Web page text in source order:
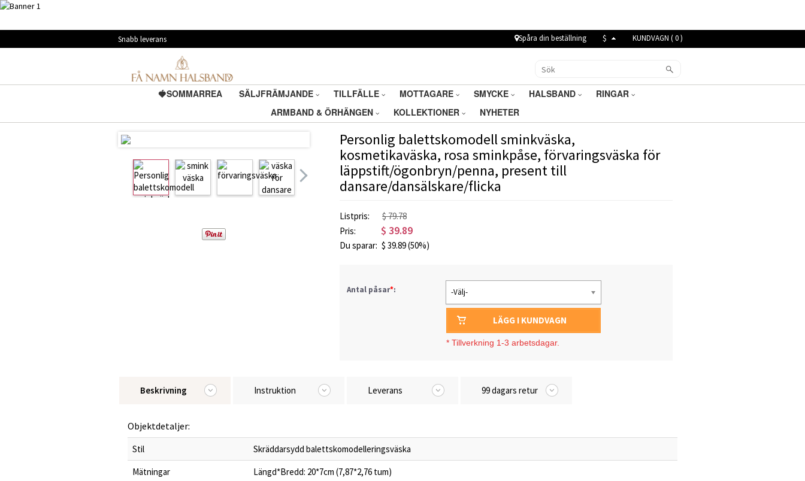
Snabb leverans Spåra din beställning $ KUNDVAGN (0)
🍓SOMMARREA SÄLJFRÄMJANDE TILLFÄLLE MOTTAGARE SMYCKE HALSBAND
RINGAR
ARMBAND & ÖRHÄNGEN
KOLLEKTIONER NYHETER
Personlig balettskomodell sminkväska,
kosmetikaväska, rosa sminkpåse, förvaringsväska för
läppstift/ögonbryn/penna, present till
dansare/dansälskare/flicka
Listpris:
$ 79.78
Pris:
$ 39.89
Du sparar: $ 39.89(50%)
Antal påsar*: -Välj-
LÄGG I KUNDVAGN
* Tillverkning 1-3 arbetsdagar.
Beskrivning Instruktion Leverans 99 dagars retur
Objektdetaljer:
Stil
Skräddarsydd balettskomodelleringsväska
Mätningar
Längd*Bredd: 20*7cm (7,87*2,76 tum)